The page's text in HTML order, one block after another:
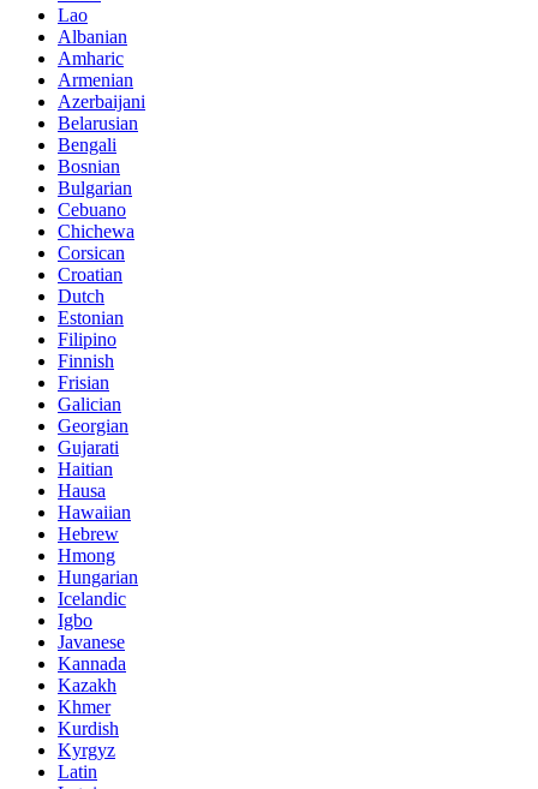
Lao
Albanian
Amharic
Armenian
Azerbaijani
Belarusian
Bengali
Bosnian
Bulgarian
Cebuano
Chichewa
Corsican
Croatian
Dutch
Estonian
Filipino
Finnish
Frisian
Galician
Georgian
Gujarati
Haitian
Hausa
Hawaiian
Hebrew
Hmong
Hungarian
Icelandic
Igbo
Javanese
Kannada
Kazakh
Khmer
Kurdish
Kyrgyz
Latin